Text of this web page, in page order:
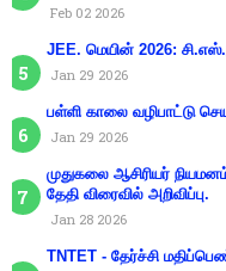
Feb 02 2026
JEE. மெயின் 2026:
Jan 29 2026
பள்ளி காலை வழிபாட்டு
Jan 29 2026
முதுகலை ஆசிரியர்
தேதி விரைவில் அறிவிப்பு.
Jan 28 2026
TNTET - தேர்ச்சி